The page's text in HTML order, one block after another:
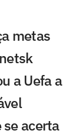
metas
a Uefa a
acerta